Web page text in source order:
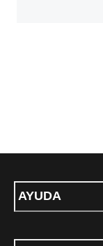
AYUDA